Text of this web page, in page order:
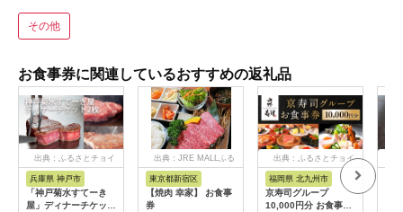
その他
お食事券に関連しているおすすめの返礼品
出典：ふるさとチョイ
兵庫県 神戸市
「神戸菊水すてーき
屋」ディナーチケット
出典：JRE MALLふる
東京都新宿区
【焼肉 幸家】 お食事
券
出典：ふるさとチョイ
福岡県 北九州市
京寿司グループ
10,000円分 お食事券